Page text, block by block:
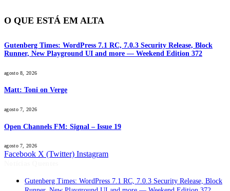
O QUE ESTÁ EM ALTA
Gutenberg Times: WordPress 7.1 RC, 7.0.3 Security Release, Block
Runner, New Playground UI and more — Weekend Edition 372
agosto 8, 2026
Matt: Toni on Verge
agosto 7, 2026
Open Channels FM: Signal – Issue 19
agosto 7, 2026
Facebook X (Twitter) Instagram
Gutenberg Times: WordPress 7.1 RC, 7.0.3 Security Release, Block